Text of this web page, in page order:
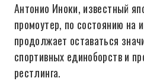
Антонио Иноки, известный
промоутер, по состоянию на
продолжает оставаться
спортивных единоборств и
рестлинга.